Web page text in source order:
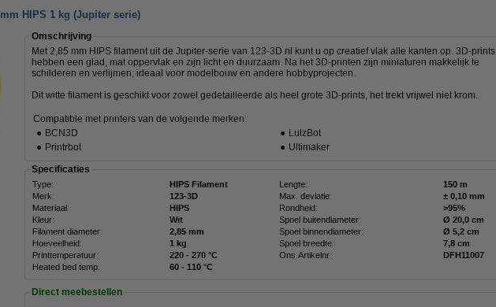
HIPS 1 kg (Jupiter serie)
Omschrijving
Met 2,85 mm HIPS filament uit de Jupiter-serie van 123-3D.nl kunt u op creatief vlak alle kanten op. 3D-prints
hebben een glad, mat oppervlak en zijn licht en duurzaam. Na het 3D-printen zijn miniaturen makkelijk te
schilderen en verlijmen; ideaal voor modelbouw en andere hobbyprojecten.
Dit witte filament is geschikt voor zowel gedetailleerde als heel grote 3D-prints, het trekt vrijwel niet krom.
Compatible met printers van de volgende merken:
● BCN3D ● LulzBot
● Printrbot ● Ultimaker
Specificaties
Type: HIPS Filament Lengte:
150 m
Merk:
123-3D Max. deviatie:
± 0,10 mm
Materiaal:
HIPS Rondheid:
>95%
Kleur:
Wit Spoel buitendiameter:
Ø 20,0 cm
Filament diameter:
2,85 mm Spoel binnendiameter:
Ø 5,2 cm
Hoeveelheid:
1 kg Spoel breedte:
7,8 cm
Printtemperatuur:
220 - 270 °C Ons Artikelnr:
DFH11007
Heated bed temp:
60 - 110 °C
Direct meebestellen